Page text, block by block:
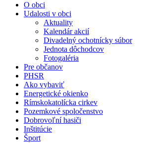
O obci
Udalosti v obci
Aktuality
Kalendár akcií
Divadelný ochotnícky súbor
Jednota dôchodcov
Fotogaléria
Pre občanov
PHSR
Ako vybaviť
Energetické okienko
Rímskokatolícka cirkev
Pozemkové spoločenstvo
Dobrovoľní hasiči
Inštitúcie
Šport